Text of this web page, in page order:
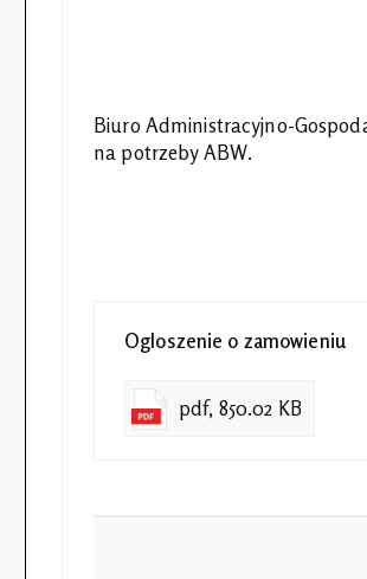
Biuro Administracyjno-
na potrzeby ABW.
Ogloszenie o zamowieniu
pdf, 850.02 KB